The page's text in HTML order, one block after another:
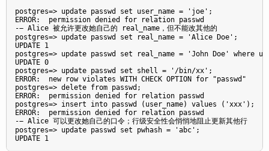
postgres=> update passwd set user_name = 'joe';
ERROR:  permission denied for relation passwd
-− Alice 被允许更改她自己的 real_name，但不能改其他的
postgres=> update passwd set real_name = 'Alice Doe';
UPDATE 1
postgres=> update passwd set real_name = 'John Doe' where
UPDATE 0
postgres=> update passwd set shell = '/bin/xx';
ERROR:  new row violates WITH CHECK OPTION for "passwd"
postgres=> delete from passwd;
ERROR:  permission denied for relation passwd
postgres=> insert into passwd (user_name) values ('xxx');
ERROR:  permission denied for relation passwd
-− Alice 可以更改她自己的口令；行级安全性会悄悄地阻止更新其他行
postgres=> update passwd set pwhash = 'abc';